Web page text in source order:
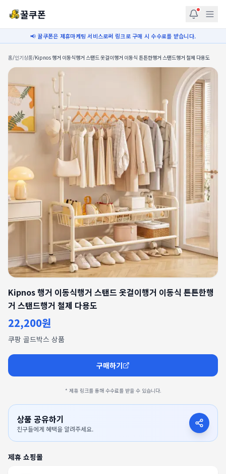
꿀쿠폰
📢 꿀쿠폰은 제휴마케팅 서비스로써 링크로 구매 시 수수료를 받습니다.
홈/인기상품/Kipnos 행거 이동식행거 스탠드 옷걸이행거 이동식 튼튼한행거 스탠드행거 철제 다용도
Kipnos 행거 이동식행거 스탠드 옷걸이행거 이동식 튼튼한행
거 스탠드행거 철제 다용도
22,200원
쿠팡 골드박스 상품
구매하기
* 제휴 링크를 통해 수수료를 받을 수 있습니다.
상품 공유하기
친구들에게 혜택을 알려주세요.
제휴 쇼핑몰